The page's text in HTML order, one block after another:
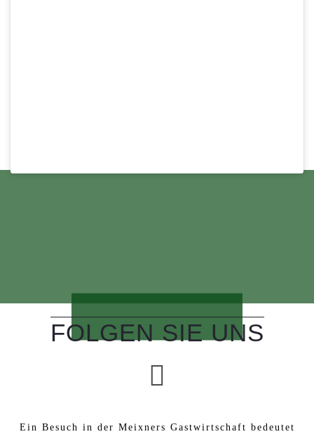
FOLGEN SIE UNS
Ein Besuch in der Meixners Gastwirtschaft bedeutet